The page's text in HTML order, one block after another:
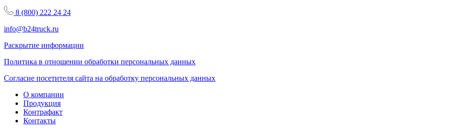
8 (800) 222 24 24
info@b24truck.ru
Раскрытие информации
Политика в отношении обработки персональных данных
Согласие посетителя сайта на обработку персональных данных
О компании
Продукция
Контрафакт
Контакты